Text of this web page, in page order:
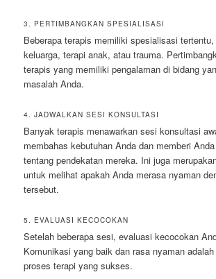
3. PERTIMBANGKAN SPESIALISASI
Beberapa terapis memiliki spesialisasi
keluarga, terapi anak, atau trauma.
terapis yang memiliki pengalaman di bidang
masalah Anda.
4. JADWALKAN SESI KONSULTASI
Banyak terapis menawarkan sesi konsultasi
membahas kebutuhan Anda dan memberi
tentang pendekatan mereka. Ini juga
untuk melihat apakah Anda merasa nyaman
tersebut.
5. EVALUASI KECOCOKAN
Setelah beberapa sesi, evaluasi kecocokan
Komunikasi yang baik dan rasa nyaman
proses terapi yang sukses.